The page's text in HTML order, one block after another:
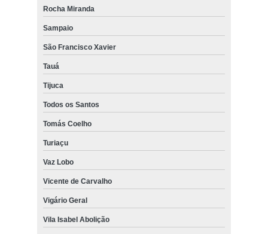
Rocha Miranda
Sampaio
São Francisco Xavier
Tauá
Tijuca
Todos os Santos
Tomás Coelho
Turiaçu
Vaz Lobo
Vicente de Carvalho
Vigário Geral
Vila Isabel Abolição